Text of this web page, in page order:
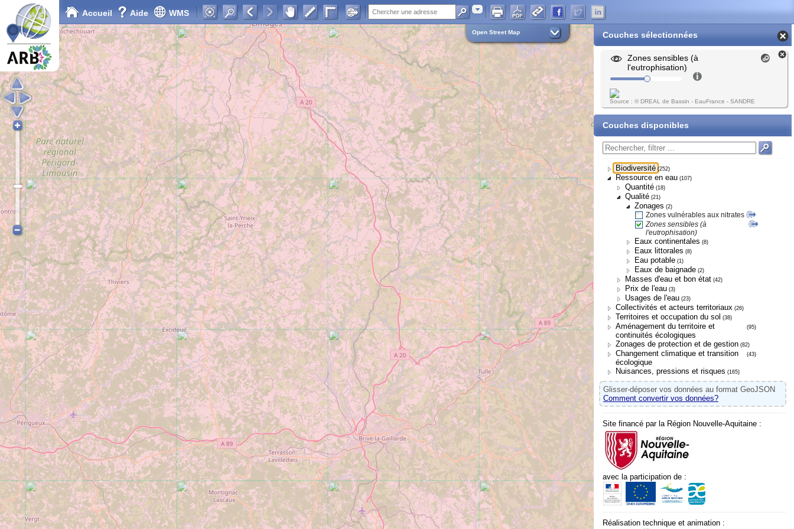
Accueil Aide WMS Adresse
Open Street Map Couches sélectionnées
Zones sensibles (à
l'eutrophisation)
Source : © DREAL de Bassin - EauFrance - SANDRE
Couches disponibles
Biodiversité (252)
Ressource en eau (107)
Quantité (18)
Qualité (21)
Zonages (2)
Zones vulnérables aux nitrates
Zones sensibles (à
l'eutrophisation)
Eaux continentales (8)
Eaux littorales (8)
Eau potable (1)
Eaux de baignade (2)
Masses d'eau et bon état (42)
Prix de l'eau (3)
Usages de l'eau (23)
Collectivités et acteurs territoriaux (26)
Territoires et occupation du sol (38)
Aménagement du territoire et
continuités écologiques
(95)
Zonages de protection et de gestion (82)
Changement climatique et transition
écologique
(43)
Nuisances, pressions et risques (165)
Glisser-déposer vos données au format GeoJSON
Comment convertir vos données?
Site financé par la Région Nouvelle-Aquitaine :
avec la participation de :
Réalisation technique et animation :